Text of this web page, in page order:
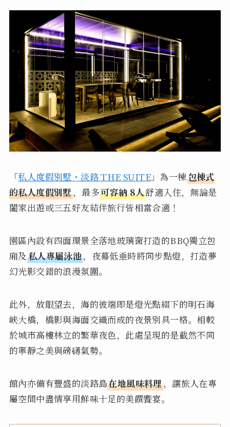
「私人度假別墅・淡路 THE SUITE」為一棟包棟式
的私人度假別墅，最多可容納 8人舒適入住，無論是
闔家出遊或三五好友結伴旅行皆相當合適！
園區內設有四面環景全落地玻璃窗打造的BBQ獨立包
廂及私人專屬泳池，夜幕低垂時將同步點燈，打造夢
幻光影交錯的浪漫氛圍。
此外，放眼望去，海的彼端即是燈光點綴下的明石海
峽大橋，橋影與海面交織而成的夜景別具一格。相較
於城市高樓林立的繁華夜色，此處呈現的是截然不同
的寧靜之美與磅礡氣勢。
館內亦備有豐盛的淡路島在地風味料理，讓旅人在專
屬空間中盡情享用鮮味十足的美饌饗宴。